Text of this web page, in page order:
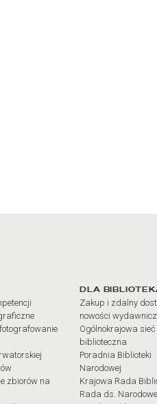
zbiorów na
DLA
Zakup i zdalny
nowości
Ogólnokrajowa sieć
biblioteczna
Poradnia Biblioteki
Narodowej
Krajowa Rada
Rada ds.